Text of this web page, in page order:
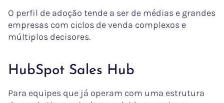
O perfil de adoção tende a ser de médias e grandes
empresas com ciclos de venda complexos e
múltiplos decisores.
HubSpot Sales Hub
Para equipes que já operam com uma estrutura